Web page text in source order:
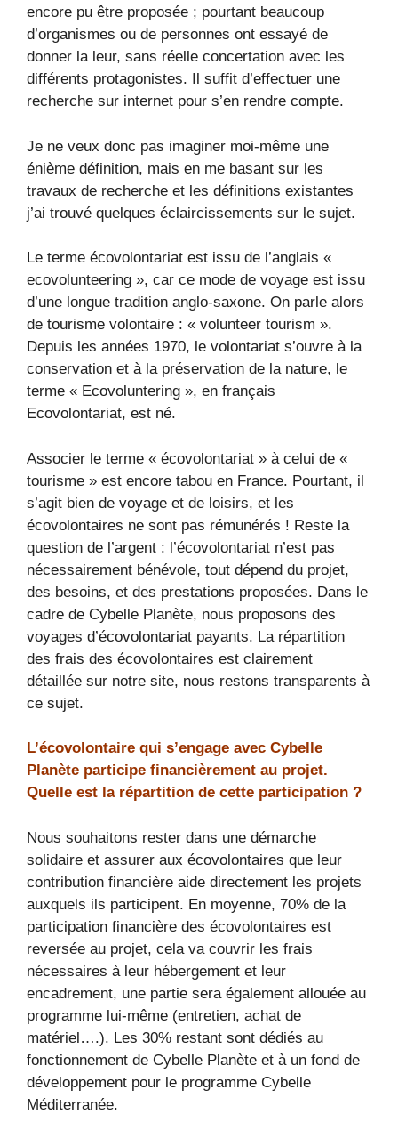
encore pu être proposée ; pourtant beaucoup
d’organismes ou de personnes ont essayé de
donner la leur, sans réelle concertation avec les
différents protagonistes. Il suffit d’effectuer une
recherche sur internet pour s’en rendre compte.
Je ne veux donc pas imaginer moi-même une
énième définition, mais en me basant sur les
travaux de recherche et les définitions existantes
j’ai trouvé quelques éclaircissements sur le sujet.
Le terme écovolontariat est issu de l’anglais «
ecovolunteering », car ce mode de voyage est issu
d’une longue tradition anglo-saxone. On parle alors
de tourisme volontaire : « volunteer tourism ».
Depuis les années 1970, le volontariat s’ouvre à la
conservation et à la préservation de la nature, le
terme « Ecovoluntering », en français
Ecovolontariat, est né.
Associer le terme « écovolontariat » à celui de «
tourisme » est encore tabou en France. Pourtant, il
s’agit bien de voyage et de loisirs, et les
écovolontaires ne sont pas rémunérés ! Reste la
question de l’argent : l’écovolontariat n’est pas
nécessairement bénévole, tout dépend du projet,
des besoins, et des prestations proposées. Dans le
cadre de Cybelle Planète, nous proposons des
voyages d’écovolontariat payants. La répartition
des frais des écovolontaires est clairement
détaillée sur notre site, nous restons transparents à
ce sujet.
L’écovolontaire qui s’engage avec Cybelle
Planète participe financièrement au projet.
Quelle est la répartition de cette participation ?
Nous souhaitons rester dans une démarche
solidaire et assurer aux écovolontaires que leur
contribution financière aide directement les projets
auxquels ils participent. En moyenne, 70% de la
participation financière des écovolontaires est
reversée au projet, cela va couvrir les frais
nécessaires à leur hébergement et leur
encadrement, une partie sera également allouée au
programme lui-même (entretien, achat de
matériel….). Les 30% restant sont dédiés au
fonctionnement de Cybelle Planète et à un fond de
développement pour le programme Cybelle
Méditerranée.